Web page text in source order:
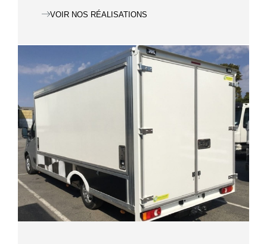
VOIR NOS RÉALISATIONS